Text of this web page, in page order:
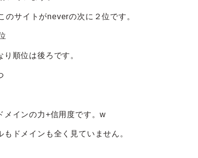
サイトがneverの次に２位です。
順位は後ろです。
メインの力+信用度です。w
ドメインも全く見ていません。